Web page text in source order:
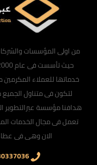
من اولى المؤسسات
خدماتها للعملاء
لتكون فى متناول
هدافنا مؤسسة عبرالتطوير
الان وهى فى